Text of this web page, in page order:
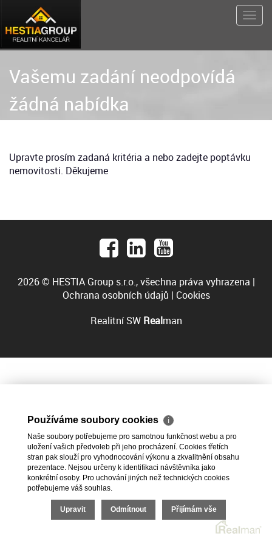
Vašemu zadání neodpovídá
žádná nabídka
Upravte prosím zadaná kritéria a nebo zadejte poptávku
nemovitosti. Děkujeme
2026 © HESTIA Group s.r.o., všechna práva vyhrazena |
Ochrana osobních údajů | Cookies
Realitní SW Realman
Používáme soubory cookies ℹ
Naše soubory potřebujeme pro samotnou funkčnost webu a pro
uložení vašich předvoleb při jeho procházení. Cookies třetích
stran pak slouží pro vyhodnocování výkonu a zkvalitnění obsahu
prezentace. Nejsou určeny k identifikaci návštěvníka jako
konkrétní osoby. Pro uchování jiných než technických cookies
potřebujeme váš souhlas.
Upravit Odmítnout Přijímám vše